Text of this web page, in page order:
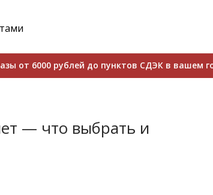
от 6000 рублей до пунктов СДЭК в вашем
— что выбрать и